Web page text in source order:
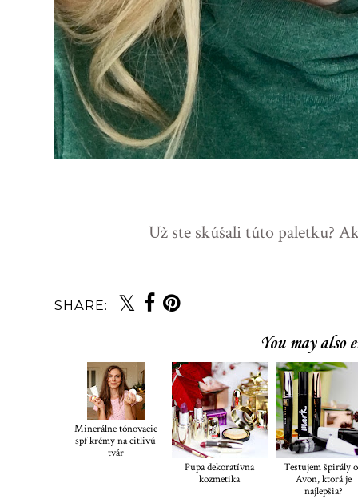
Už ste skúšali túto paletku?
SHARE:
You may also
Minerálne tónovacie
spf krémy na citlivú
tvár
Pupa dekoratívna
kozmetika
Testujem špirály
Avon, ktorá je
najlepšia?